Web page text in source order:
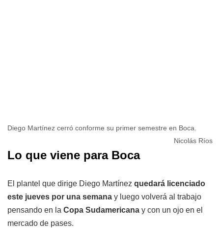
Diego Martínez cerró conforme su primer semestre en Boca.
Nicolás Ríos
Lo que viene para Boca
El plantel que dirige Diego Martínez quedará licenciado
este jueves por una semana y luego volverá al trabajo
pensando en la Copa Sudamericana y con un ojo en el
mercado de pases.